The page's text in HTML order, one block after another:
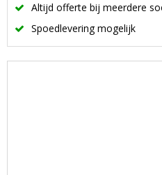
Altijd offerte bij meerdere
Spoedlevering mogelijk